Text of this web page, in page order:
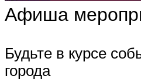
Афиша
Будьте в курсе
города